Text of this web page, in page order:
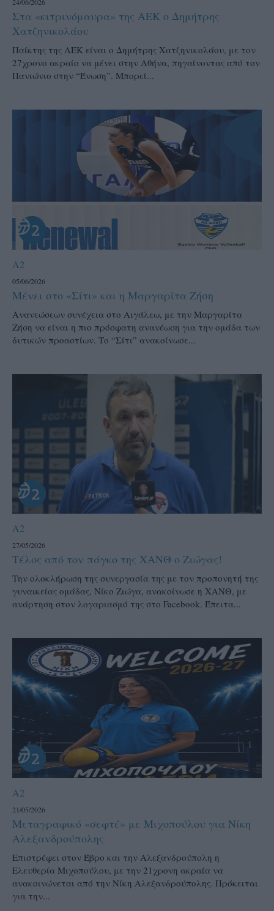
Στα «κιτρινόμαυρα» της ΑΕΚ ο Δημήτρης
Χατζηνικολάου
Παίκτης της ΑΕΚ είναι ο Δημήτρης Χατζηνικολάου, με τον
27χρονο ακραίο να μένει στην Αθήνα, πηγαίνοντας από τον
Πανιώνιο στην “Ένωση”. Μπορεί...
A2
05/06/2026
Μένει στο «Σίτι» και η Μαργαρίτα Ζήση
Ανανεώσεων συνέχεια στο Αιγάλεω, με την Μαργαρίτα
Ζήση να είναι η πιο πρόσφατη ανανέωση για την ομάδα των
δυτικών προαστίων. Το “Σίτι” ανακοίνωσε...
A2
27/05/2026
Τέλος από τον πάγκο της ΧΑΝΘ ο Ζιώγας!
Την ολοκλήρωση της συνεργασία της με τον προπονητή της
γυναικείας ομάδας, Νίκο Ζιώγα, ανακοίνωσε η ΧΑΝΘ, με
ανάρτηση στον λογαριασμό της στο Facebook. Έπειτα...
A2
21/05/2026
Μεταγραφικό «σεφτέ» με Μιχοπούλου για Νίκη
Αλεξανδρούπολης
Επιστρέφει στον Έβρο και την Αλεξανδρούπολη η
Ελευθερία Μιχοπούλου, με την 21χρονη ακραία να
ανακοινώνεται από την Νίκη Αλεξανδρούπολης. Πρόκειται
για την...